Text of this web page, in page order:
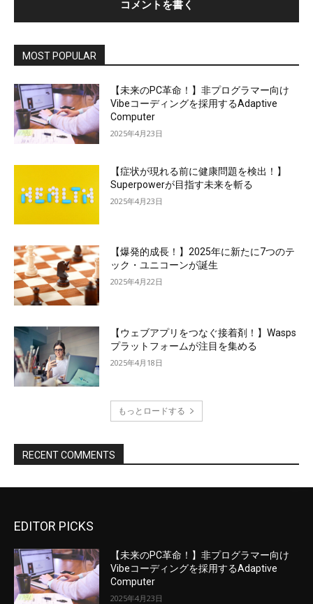
MOST POPULAR
【未来のPC革命！】非プログラマー向け
Vibeコーディングを採用するAdaptive
Computer
2025年4月23日
【症状が現れる前に健康問題を検出！】
Superpowerが目指す未来を斬る
2025年4月23日
【爆発的成長！】2025年に新たに7つのテ
ック・ユニコーンが誕生
2025年4月22日
【ウェブアプリをつなぐ接着剤！】Wasps
プラットフォームが注目を集める
2025年4月18日
もっとロードする
RECENT COMMENTS
EDITOR PICKS
【未来のPC革命！】非プログラマー向け
Vibeコーディングを採用するAdaptive
Computer
2025年4月23日